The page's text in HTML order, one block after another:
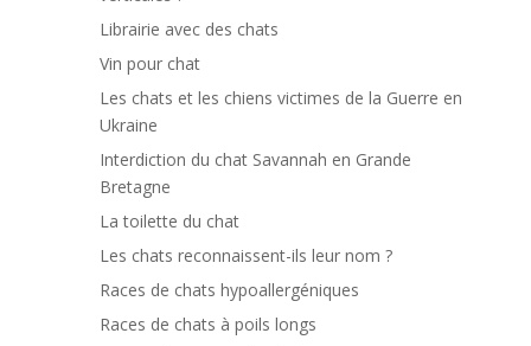
Librairie avec des chats
Vin pour chat
Les chats et les chiens victimes de la Guerre en
Ukraine
Interdiction du chat Savannah en Grande
Bretagne
La toilette du chat
Les chats reconnaissent-ils leur nom ?
Races de chats hypoallergéniques
Races de chats à poils longs